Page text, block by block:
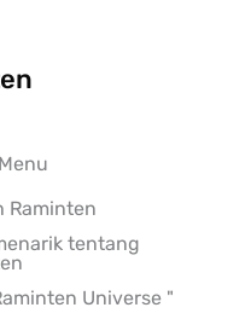
Raminten
tentang
Universe "